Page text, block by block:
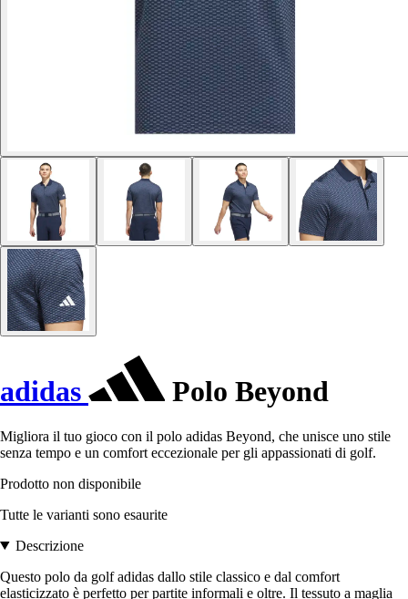
adidas Polo Beyond
Migliora il tuo gioco con il polo adidas Beyond, che unisce uno stile
senza tempo e un comfort eccezionale per gli appassionati di golf.
Prodotto non disponibile
Tutte le varianti sono esaurite
Descrizione
Questo polo da golf adidas dallo stile classico e dal comfort
elasticizzato è perfetto per partite informali e oltre. Il tessuto a maglia